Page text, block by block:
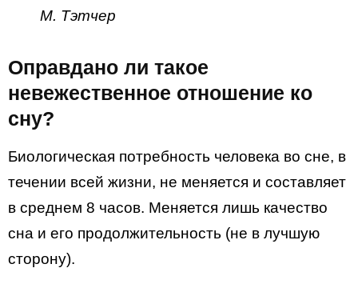
М. Тэтчер
Оправдано ли такое
невежественное отношение ко
сну?
Биологическая потребность человека во сне, в
течении всей жизни, не меняется и составляет
в среднем 8 часов. Меняется лишь качество
сна и его продолжительность (не в лучшую
сторону).